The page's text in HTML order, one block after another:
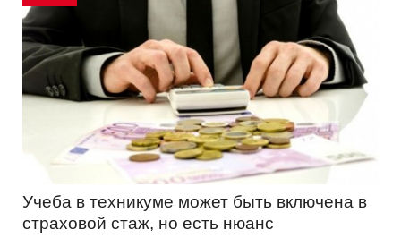
Учеба в техникуме может быть включена в
страховой стаж, но есть нюанс